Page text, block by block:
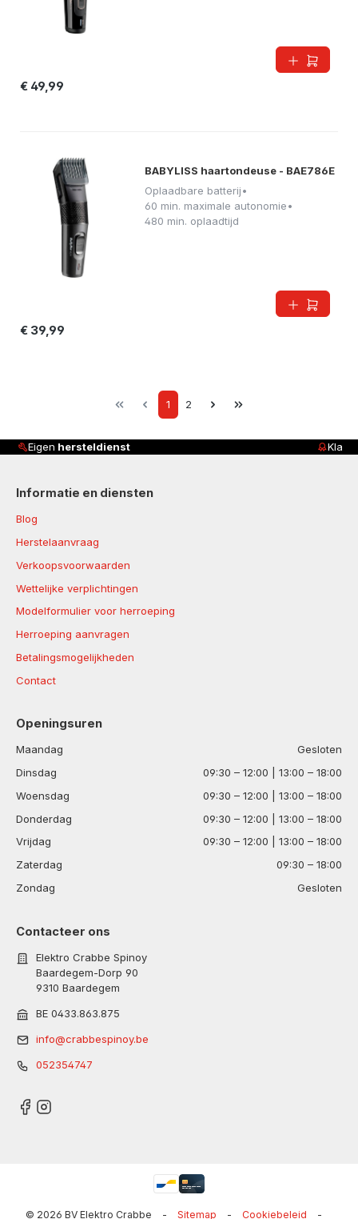
€ 49,99
BABYLISS haartondeuse - BAE786E
Oplaadbare batterij•
60 min. maximale autonomie•
480 min. oplaadtijd
€ 39,99
Page
1 Page
2
Klanten beoordelen ons met
Informatie en diensten
Blog
Herstelaanvraag
Verkoopsvoorwaarden
Wettelijke verplichtingen
Modelformulier voor herroeping
Herroeping aanvragen
Betalingsmogelijkheden
Contact
Openingsuren
Maandag
Gesloten
Dinsdag
09:30 – 12:00 | 13:00 – 18:00
Woensdag
09:30 – 12:00 | 13:00 – 18:00
Donderdag
09:30 – 12:00 | 13:00 – 18:00
Vrijdag
09:30 – 12:00 | 13:00 – 18:00
Zaterdag
09:30 – 18:00
Zondag
Gesloten
Contacteer ons
Elektro Crabbe Spinoy
Baardegem-Dorp 90
9310 Baardegem
BE 0433.863.875
info@crabbespinoy.be
052354747
© 2026 BV Elektro Crabbe - Sitemap - Cookiebeleid -